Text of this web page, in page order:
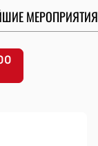
МЕРОПРИЯТИЯ